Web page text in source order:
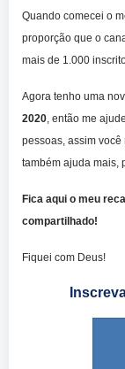
Quando comecei o
proporção que o
mais de 1.000
Agora tenho uma
2020, então me
pessoas, assim
também ajuda mais,
Fica aqui o meu
compartilhado!
Fiquei com Deus!